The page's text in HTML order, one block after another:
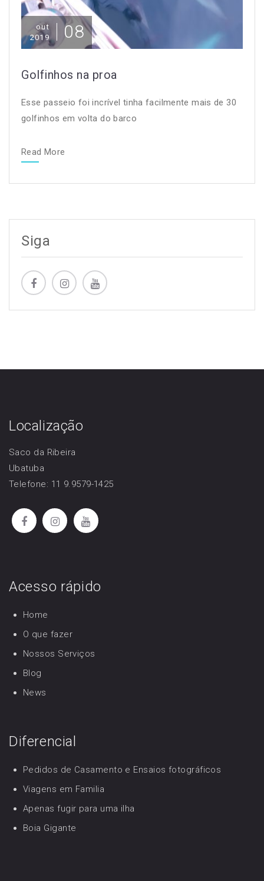
out
2019
08
Golfinhos na proa
Esse passeio foi incrível tinha facilmente mais de 30
golfinhos em volta do barco
Read More
Siga
Localização
Saco da Ribeira
Ubatuba
Telefone: 11 9.9579-1425
Acesso rápido
Home
O que fazer
Nossos Serviços
Blog
News
Diferencial
Pedidos de Casamento e Ensaios fotográficos
Viagens em Familia
Apenas fugir para uma ilha
Boia Gigante